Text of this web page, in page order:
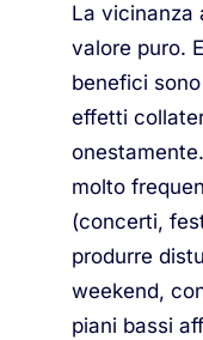
La vicinanza
valore puro.
benefici
effetti
molto
(concerti,
produrre
weekend,
piani bassi